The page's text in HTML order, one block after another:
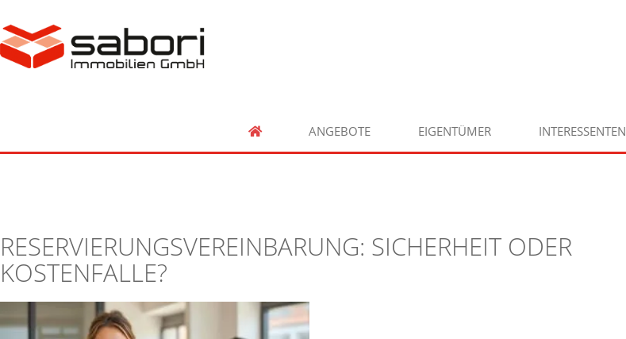
ANGEBOTE EIGENTÜMER INTERESSENTEN
RESERVIERUNGSVEREINBARUNG: SICHERHEIT ODER
KOSTENFALLE?